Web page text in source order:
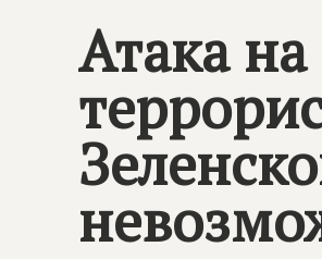
Атака